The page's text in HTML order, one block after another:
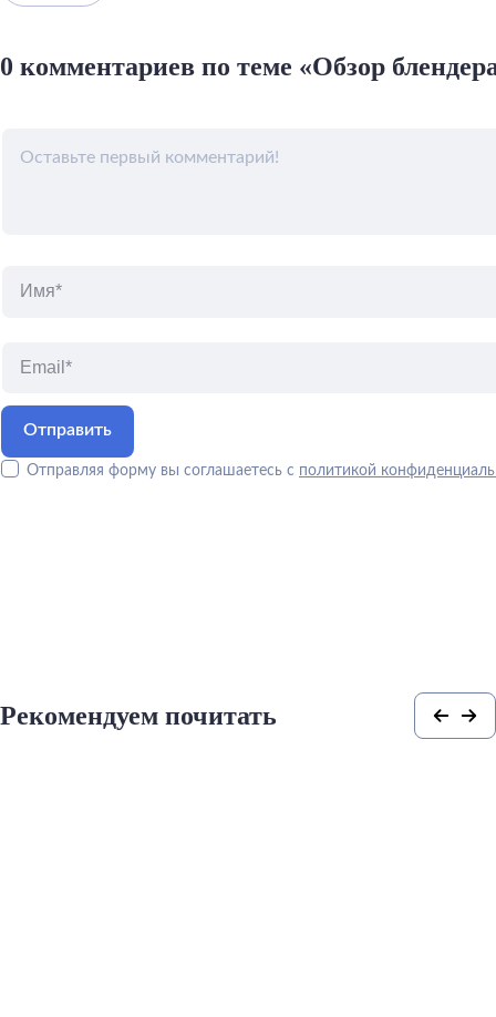
0 комментариев по теме «Обзор
Отправляя форму вы соглашаетесь с политикой
Рекомендуем почитать